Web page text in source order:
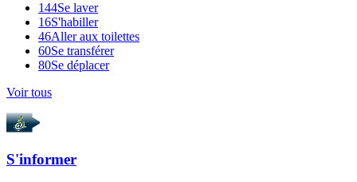
144Se laver
16S'habiller
46Aller aux toilettes
60Se transférer
80Se déplacer
Voir tous
S'informer